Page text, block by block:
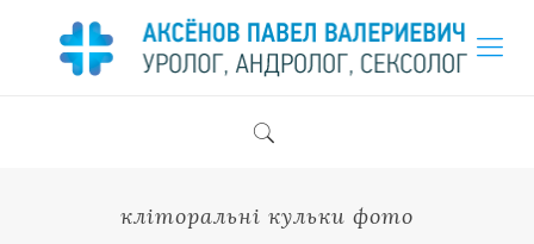
кліторальні кульки фото